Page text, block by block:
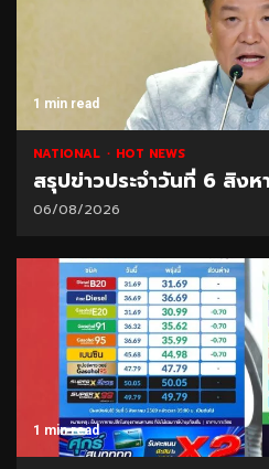
1 min read
NATIONAL HOT NEWS
สรุปข่าวประจำวันที่ 6 สิง
06/08/2026
1 min read